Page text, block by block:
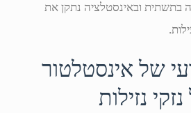
בתשתית ובאינסטלציה נתקן את
של אינסטלטור
נזילות